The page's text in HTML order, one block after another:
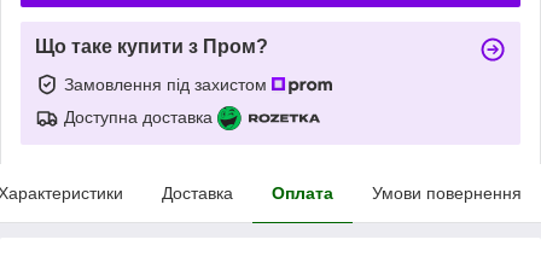
Що таке купити з Пром?
Замовлення під захистом
Доступна доставка
Доставка Оплата Умови повернення